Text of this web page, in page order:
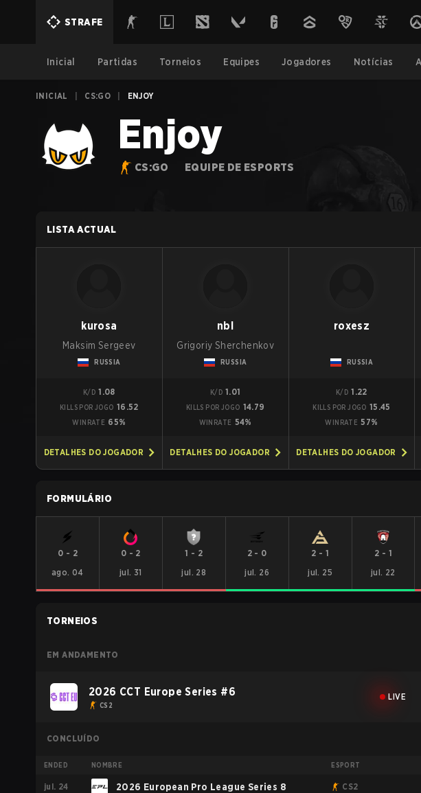
STRAFE
Inicial Partidas Torneios Equipes Jogadores Notícias
INICIAL CS:GO ENJOY
Enjoy
CS:GO EQUIPE DE ESPORTS
LISTA ACTUAL
kurosa
Maksim Sergeev
RUSSIA
K/D 1.08
KILLS POR JOGO 16.52
WINRATE 65%
DETALHES DO JOGADOR
nbl
Grigoriy Sherchenkov
RUSSIA
K/D 1.01
KILLS POR JOGO 14.79
WINRATE 54%
DETALHES DO JOGADOR
roxesz
RUSSIA
K/D 1.22
KILLS POR JOGO 15.45
WINRATE 57%
DETALHES DO JOGADOR
FORMULÁRIO
0 - 2
ago. 04
0 - 2
jul. 31
1 - 2
jul. 28
2 - 0
jul. 26
2 - 1
jul. 25
2 - 1
jul. 22
TORNEIOS
EM ANDAMENTO
2026 CCT Europe Series #6
CS2
LIVE
CONCLUÍDO
ENDED NOMBRE ESPORT
jul. 24 2026 European Pro League Series 8 CS2